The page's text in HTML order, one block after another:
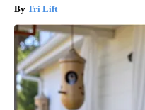
Tri Lift